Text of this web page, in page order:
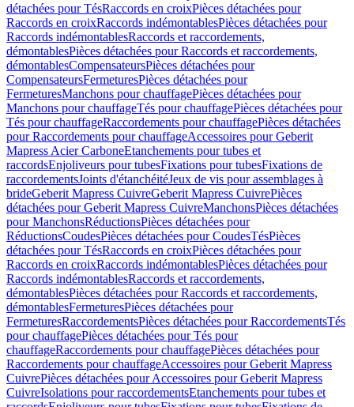
détachées pour TésRaccords en croixPièces détachées pour
Raccords en croixRaccords indémontablesPièces détachées pour
Raccords indémontablesRaccords et raccordements,
démontablesPièces détachées pour Raccords et raccordements,
démontablesCompensateursPièces détachées pour
CompensateursFermeturesPièces détachées pour
FermeturesManchons pour chauffagePièces détachées pour
Manchons pour chauffageTés pour chauffagePièces détachées pour
Tés pour chauffageRaccordements pour chauffagePièces détachées
pour Raccordements pour chauffageAccessoires pour Geberit
Mapress Acier CarboneEtanchements pour tubes et
raccordsEnjoliveurs pour tubesFixations pour tubesFixations de
raccordementsJoints d'étanchéitéJeux de vis pour assemblages à
brideGeberit Mapress CuivreGeberit Mapress CuivrePièces
détachées pour Geberit Mapress CuivreManchonsPièces détachées
pour ManchonsRéductionsPièces détachées pour
RéductionsCoudesPièces détachées pour CoudesTésPièces
détachées pour TésRaccords en croixPièces détachées pour
Raccords en croixRaccords indémontablesPièces détachées pour
Raccords indémontablesRaccords et raccordements,
démontablesPièces détachées pour Raccords et raccordements,
démontablesFermeturesPièces détachées pour
FermeturesRaccordementsPièces détachées pour RaccordementsTés
pour chauffagePièces détachées pour Tés pour
chauffageRaccordements pour chauffagePièces détachées pour
Raccordements pour chauffageAccessoires pour Geberit Mapress
CuivrePièces détachées pour Accessoires pour Geberit Mapress
CuivreIsolations pour raccordementsEtanchements pour tubes et